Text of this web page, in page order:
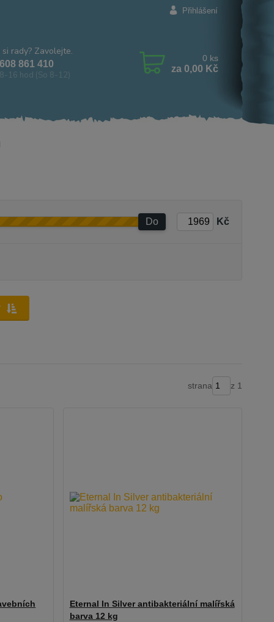
Přihlášení
rady? Zavolejte.
861 410
16 hod (So 8-12)
0 ks
za 0,00 Kč
Do Kč
strana z 1
Eternal In Silver antibakteriální malířská
barva 12 kg